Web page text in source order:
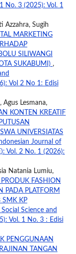
No. 3 (2025): Vol. 1
Azzahra, Sugih
MARKETING
SILIWANGI
SUKABUMI) ,
Vol 2 No 1: Edisi
Agus Lesmana,
KONTEN KREATIF
UNIVERSIATAS
Journal of
Vol. 2 No. 1 (2026):
Natania Lumiu,
FASHION
PADA PLATFORM
SMK KP
Science and
Vol. 1 No. 3 : Edisi
PENGGUNAAN
TANGAN